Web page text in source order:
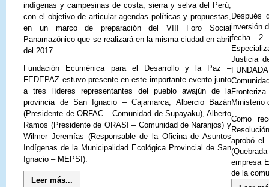
indígenas y campesinas de costa, sierra y selva del Perú,
con el objetivo de articular agendas políticas y propuestas,
en un marco de preparación del VIII Foro Social
Panamazónico que se realizará en la misma ciudad en abril
del 2017.
Fundación Ecuménica para el Desarrollo y la Paz –
FEDEPAZ estuvo presente en este importante evento junto
a tres líderes representantes del pueblo awajún de la
provincia de San Ignacio – Cajamarca, Albercio Bazán
(Presidente de ORFAC – Comunidad de Supayaku), Alberto
Ramos (Presidente de ORASI – Comunidad de Naranjos) y
Wilmer Jeremías (Responsable de la Oficina de Asuntos
Indígenas de la Municipalidad Ecológica Provincial de San
Ignacio – MEPSI).
Leer más...
Después
inversión
fecha 2
Justicia
Ministerio
Como
aprobó el
empresa
de la